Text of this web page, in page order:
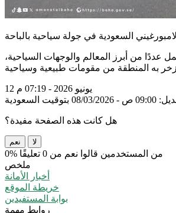
لامبورغيني السعودية في جولة سياحية بالباحة
شمل عددًا من أبرز المعالم والوجهات السياحية،
12 يونيو 2026 - 07:19 م
السعودية
هل كانت هذه الصفحة مفيدة؟
نعم لا
0% من المستخدمين قالوا نعم من 0 تعليقًا
ملخص
أخبار الأمانة
خريطة الموقع
بوابة المستفيدين
روابط مهمة